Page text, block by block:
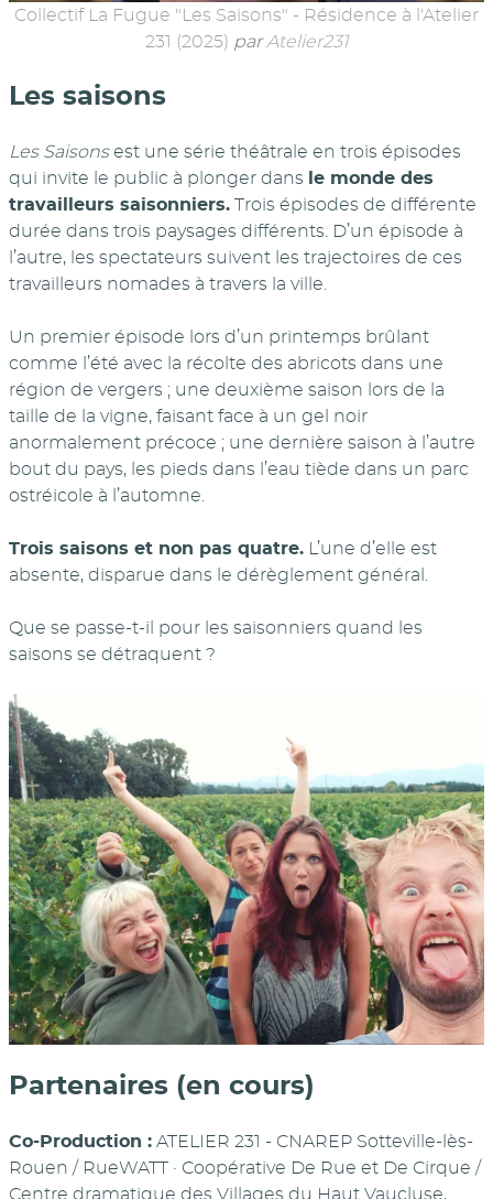
Collectif La Fugue "Les Saisons" - Résidence à l'Atelier
231 (2025) parAtelier231
Les saisons
Les Saisonsest une série théâtrale en trois épisodes
qui invite le public à plonger dans
le monde des
travailleurs saisonniers. Trois épisodes de différente
durée dans trois paysages différents. D’un épisode à
l’autre, les spectateurs suivent les trajectoires de ces
travailleurs nomades à travers la ville.
Un premier épisode lors d’un printemps brûlant
comme l’été avec la récolte des abricots dans une
région de vergers ; une deuxième saison lors de la
taille de la vigne, faisant face à un gel noir
anormalement précoce ; une dernière saison à l’autre
bout du pays, les pieds dans l’eau tiède dans un parc
ostréicole à l’automne.
Trois saisons et non pas quatre. L’une d’elle est
absente, disparue dans le dérèglement général.
Que se passe-t-il pour les saisonniers quand les
saisons se détraquent ?
Partenaires (en cours)
Co-Production : ATELIER 231 - CNAREP Sotteville-lès-
Rouen / RueWATT · Coopérative De Rue et De Cirque /
Centre dramatique des Villages du Haut Vaucluse,